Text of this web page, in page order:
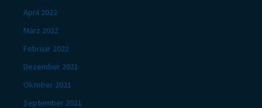
April 2022
März 2022
Februar 2022
Dezember 2021
Oktober 2021
September 2021